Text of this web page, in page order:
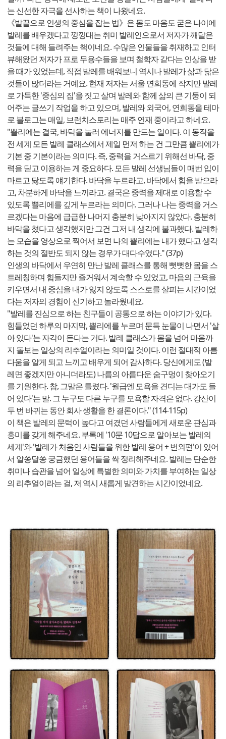
는 신선한 자극을 선사하는 책이 나왔네요.
《발끝으로 인생의 중심을 잡는 법》은 몸도 마음도 굳은 나이에
발레를 배우겠다고 낑낑대는 취미 발레인으로서 저자가 깨달은
것들에 대해 들려주는 책이네요. 수많은 인물들을 취재하고 인터
뷰해왔던 저자가 프로 무용수들을 보며 철학자 같다는 인상을 받
을 때가 있었는데, 직접 발레를 배워보니 역시나 발레가 삶과 닮은
것들이 많더라는 거예요. 현재 저자는 서울 연희동에 작지만 발레
로 가득한 '중심의 집'을 짓고 살며 발레와 함께 삶의 큰 기둥이 되
어주는 글쓰기 작업을 하고 있으며, 발레와 외국어, 연희동을 테마
로 블로그는 매일, 브런치스토리는 매주 연재 중이라고 하네요.
"쁠리에는 결국, 바닥을 눌러 에너지를 만드는 일이다. 이 동작을
전 세계 모든 발레 클래스에서 제일 먼저 하는 건 그만큼 쁠리에가
기본 중 기본이라는 의미다. 즉, 중력을 거스르기 위해선 바닥, 중
력을 딛고 이용하는 게 중요하다. 모든 발레 선생님들이 매번 입이
마르고 닳도록 얘기한다. 바닥을 누르라고, 바닥에서 힘을 받으라
고, 차분하게 바닥을 느끼라고. 결국은 중력을 제대로 이용할 수
있도록 쁠리에를 깊게 누르라는 의미다. 그러나 나는 중력을 거스
르겠다는 마음에 급급한 나머지 충분히 낮아지지 않았다. 충분히
바닥을 쳤다고 생각했지만 그건 그저 내 생각에 불과했다. 발레하
는 모습을 영상으로 찍어서 보면 나의 쁠리에는 내가 했다고 생각
하는 것의 절반도 되지 않는 경우가 대다수였다." (37p)
인생의 바닥에서 우연히 만난 발레 클래스를 통해 뻣뻣한 몸을 스
트레칭하며 힘들지만 즐거워서 계속할 수 있었고, 마음의 근육을
키우면서 내 중심을 내가 잃지 않도록 스스로를 살피는 시간이었
다는 저자의 경험이 신기하고 놀라웠네요.
"발레를 진심으로 하는 친구들이 공통으로 하는 이야기가 있다.
힘들었던 하루의 마지막, 쁠리에를 누르며 문득 눈물이 나면서 '살
아 있다'는 자각이 든다는 거다. 발레 클래스가 몸을 넘어 마음까
지 돌보는 일상의 리추얼이라는 의미일 것이다. 이런 절대적 아름
다움을 알게 되고 느끼고 배우게 되어 감사하다. 당신에게도 (발
레면 좋겠지만 아니더라도) 나름의 아름다운 숨구멍이 찾아오기
를 기원한다. 참, 그말은 틀렸다. '월급엔 모욕을 견디는 대가도 들
어 있다'는 말. 그 누구도 다른 누구를 모욕할 자격은 없다. 강산이
두 번 바뀌는 동안 회사 생활을 한 결론이다." (114-115p)
이 책은 발레의 문턱이 높다고 여겼던 사람들에게 새로운 관심과
흥미를 갖게 해주네요. 부록에 '10문 10답으로 알아보는 발레의
세계'와 '발레가 처음인 사람들을 위한 발레 용어 + 번외편'이 있어
서 알쏭달쏭 궁금했던 용어들을 싹 정리해주네요. 발레는 단순한
취미나 습관을 넘어 일상에 특별한 의미와 가치를 부여하는 일상
의 리추얼이라는 걸, 저 역시 새롭게 발견하는 시간이었네요.